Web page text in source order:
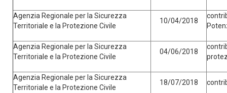
Agenzia Regionale per la Sicurezza
Territoriale e la Protezione Civile
10/04/2018
Agenzia Regionale per la Sicurezza
Territoriale e la Protezione Civile
04/06/2018
Agenzia Regionale per la Sicurezza
Territoriale e la Protezione Civile
18/07/2018